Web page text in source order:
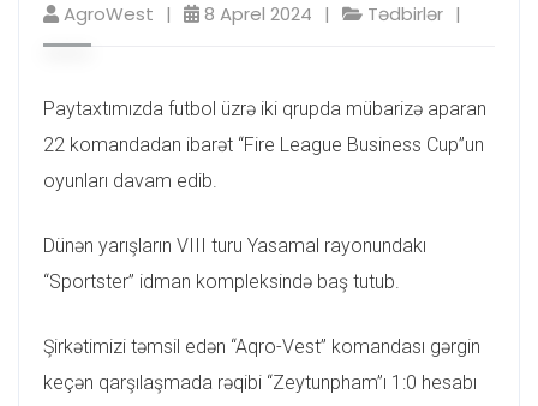
AgroWest 8 Aprel 2024 Tədbirlər
Paytaxtımızda futbol üzrə iki qrupda mübarizə aparan
22 komandadan ibarət “Fire League Business Cup”un
oyunları davam edib.
Dünən yarışların VIII turu Yasamal rayonundakı
“Sportster” idman kompleksində baş tutub.
Şirkətimizi təmsil edən “Aqro-Vest” komandası gərgin
keçən qarşılaşmada rəqibi “Zeytunpham”ı 1:0 hesabı